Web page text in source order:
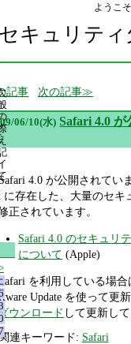
ようこそ
キュリティ
記事 次の記事
06/10(水) Safari 4.0
Safari 4.0 が公開されてい
に存在した、大量のセキ
正されています。
Safari 4.0 のセキュリ
について (Apple)
を利用している場合
Update を使って更
ウンロード して更新して
連キーワード: Safari